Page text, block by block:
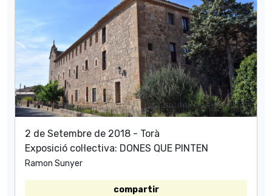
2 de Setembre de 2018 - Torà
Exposició col·lectiva: DONES QUE PINTEN
Ramon Sunyer
compartir